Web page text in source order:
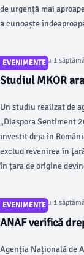
de urgență mai
a cunoaște
EVENIMENTE
Articol postat cu 1
Studiul MKOR
Un studiu realizat de
„Diaspora Sentiment
investit deja în
exclud revenirea în
în țara de origine
EVENIMENTE
Articol postat cu 1
ANAF verifică
Agenția Națională de